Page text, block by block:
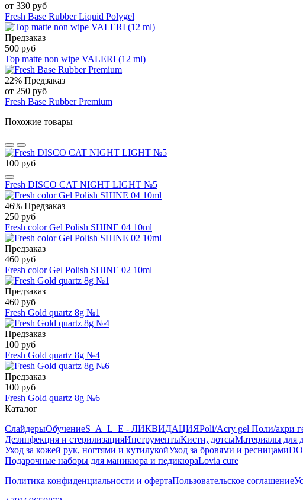
от 330 руб
Fresh Base Rubber Liquid Polygel
Предзаказ
500 руб
Top matte non wipe VALERI (12 ml)
22% Предзаказ
от 250 руб
Fresh Base Rubber Premium
Похожие товары
100 руб
Fresh DISCO CAT NIGHT LIGHT №5
46% Предзаказ
250 руб
Fresh color Gel Polish SHINE 04 10ml
Предзаказ
460 руб
Fresh color Gel Polish SHINE 02 10ml
Предзаказ
460 руб
Fresh Gold quartz 8g №1
Предзаказ
100 руб
Fresh Gold quartz 8g №4
Предзаказ
100 руб
Fresh Gold quartz 8g №6
Каталог
СлайдерыОбучениеS_A_L_E - ЛИКВИДАЦИЯPoli/Acry gel Поли/акри
Дезинфекция и стерилизацияИнструментыКисти, дотсыМатериалы для
Уход за кожей рук, ногтями и кутилукойУход за бровями и ресницами
Подарочные наборы для маникюра и педикюраLovia cure
Политика конфиденциальности и офертаПользовательское соглашение